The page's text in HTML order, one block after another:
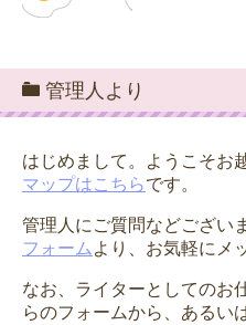
管理人より
はじめまして。ようこそお
マップはこちらです。
管理人にご質問などござい
フォーム より、お気軽にメ
なお、ライターとしてのお
らのフォームから、あるい